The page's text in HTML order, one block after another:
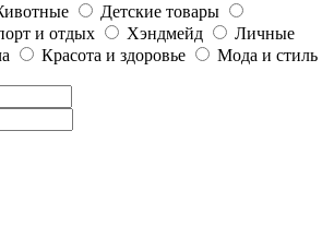
Детские товары
и отдых Хэндмейд
Личные
Красота и здоровье
Мода и стиль